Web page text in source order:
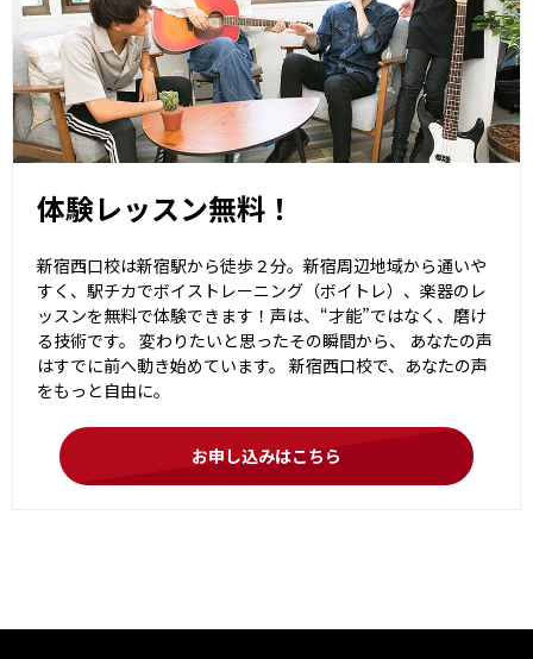
体験レッスン無料！
新宿西口校は新宿駅から徒歩２分。新宿周辺地域から通いや
すく、駅チカでボイストレーニング（ボイトレ）、楽器のレ
ッスンを無料で体験できます！声は、“才能”ではなく、磨け
る技術です。 変わりたいと思ったその瞬間から、 あなたの声
はすでに前へ動き始めています。 新宿西口校で、あなたの声
をもっと自由に。
お申し込みはこちら